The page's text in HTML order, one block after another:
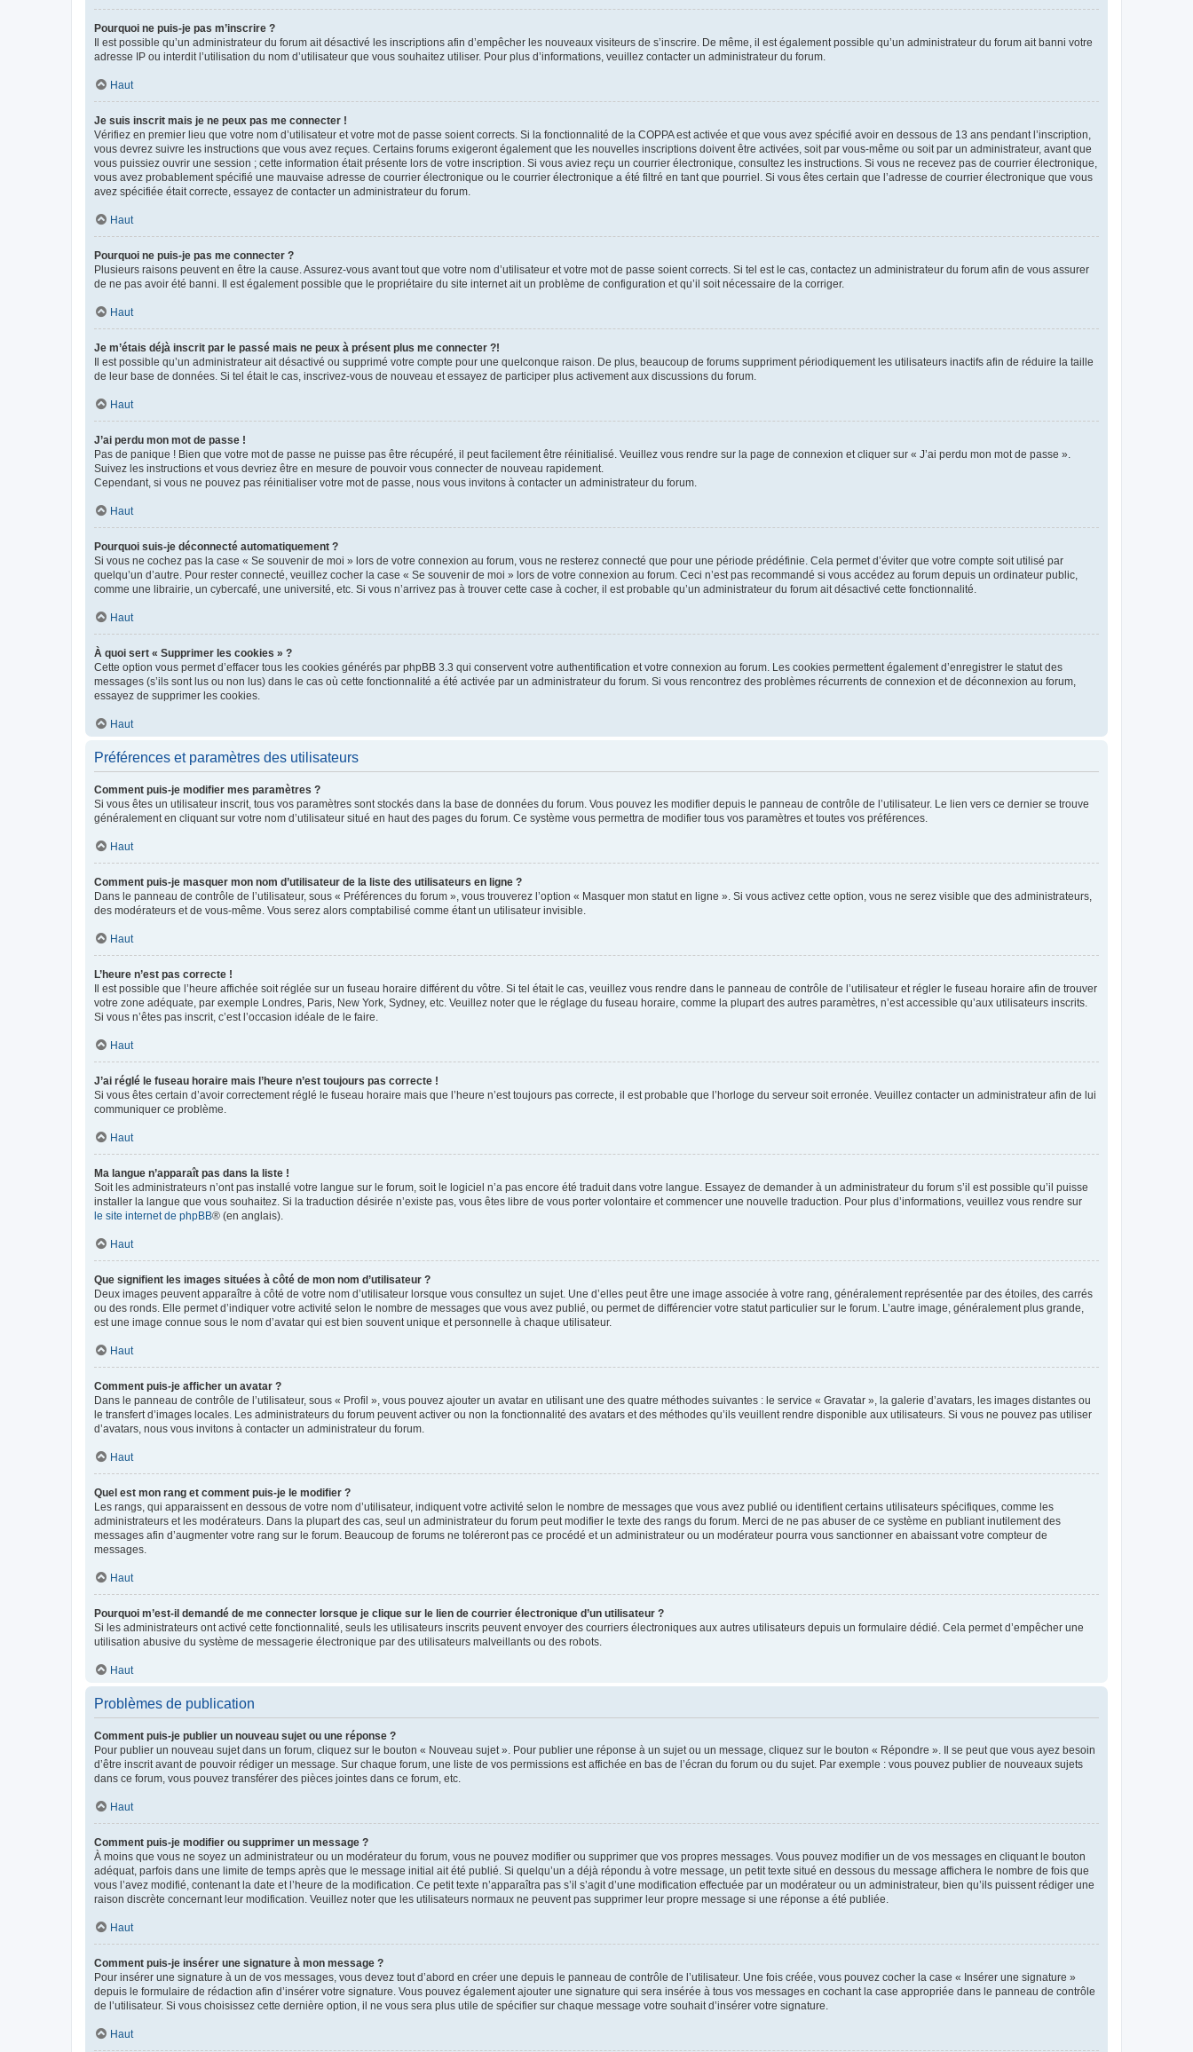
Pourquoi ne puis-je pas m’inscrire ?
Il est possible qu’un administrateur du forum ait désactivé les inscriptions afin d’empêcher les nouveaux visiteurs de s’inscrire. De même, il est également possible qu’un administrateur du forum ait banni votre
adresse IP ou interdit l’utilisation du nom d’utilisateur que vous souhaitez utiliser. Pour plus d’informations, veuillez contacter un administrateur du forum.
Haut
Je suis inscrit mais je ne peux pas me connecter !
Vérifiez en premier lieu que votre nom d’utilisateur et votre mot de passe soient corrects. Si la fonctionnalité de la COPPA est activée et que vous avez spécifié avoir en dessous de 13 ans pendant l’inscription,
vous devrez suivre les instructions que vous avez reçues. Certains forums exigeront également que les nouvelles inscriptions doivent être activées, soit par vous-même ou soit par un administrateur, avant que
vous puissiez ouvrir une session ; cette information était présente lors de votre inscription. Si vous aviez reçu un courrier électronique, consultez les instructions. Si vous ne recevez pas de courrier électronique,
vous avez probablement spécifié une mauvaise adresse de courrier électronique ou le courrier électronique a été filtré en tant que pourriel. Si vous êtes certain que l’adresse de courrier électronique que vous
avez spécifiée était correcte, essayez de contacter un administrateur du forum.
Haut
Pourquoi ne puis-je pas me connecter ?
Plusieurs raisons peuvent en être la cause. Assurez-vous avant tout que votre nom d’utilisateur et votre mot de passe soient corrects. Si tel est le cas, contactez un administrateur du forum afin de vous assurer
de ne pas avoir été banni. Il est également possible que le propriétaire du site internet ait un problème de configuration et qu’il soit nécessaire de la corriger.
Haut
Je m’étais déjà inscrit par le passé mais ne peux à présent plus me connecter ?!
Il est possible qu’un administrateur ait désactivé ou supprimé votre compte pour une quelconque raison. De plus, beaucoup de forums suppriment périodiquement les utilisateurs inactifs afin de réduire la taille
de leur base de données. Si tel était le cas, inscrivez-vous de nouveau et essayez de participer plus activement aux discussions du forum.
Haut
J’ai perdu mon mot de passe !
Pas de panique ! Bien que votre mot de passe ne puisse pas être récupéré, il peut facilement être réinitialisé. Veuillez vous rendre sur la page de connexion et cliquer sur « J’ai perdu mon mot de passe ».
Suivez les instructions et vous devriez être en mesure de pouvoir vous connecter de nouveau rapidement.
Cependant, si vous ne pouvez pas réinitialiser votre mot de passe, nous vous invitons à contacter un administrateur du forum.
Haut
Pourquoi suis-je déconnecté automatiquement ?
Si vous ne cochez pas la case « Se souvenir de moi » lors de votre connexion au forum, vous ne resterez connecté que pour une période prédéfinie. Cela permet d’éviter que votre compte soit utilisé par
quelqu’un d’autre. Pour rester connecté, veuillez cocher la case « Se souvenir de moi » lors de votre connexion au forum. Ceci n’est pas recommandé si vous accédez au forum depuis un ordinateur public,
comme une librairie, un cybercafé, une université, etc. Si vous n’arrivez pas à trouver cette case à cocher, il est probable qu’un administrateur du forum ait désactivé cette fonctionnalité.
Haut
À quoi sert « Supprimer les cookies » ?
Cette option vous permet d’effacer tous les cookies générés par phpBB 3.3 qui conservent votre authentification et votre connexion au forum. Les cookies permettent également d’enregistrer le statut des
messages (s’ils sont lus ou non lus) dans le cas où cette fonctionnalité a été activée par un administrateur du forum. Si vous rencontrez des problèmes récurrents de connexion et de déconnexion au forum,
essayez de supprimer les cookies.
Haut
Préférences et paramètres des utilisateurs
Comment puis-je modifier mes paramètres ?
Si vous êtes un utilisateur inscrit, tous vos paramètres sont stockés dans la base de données du forum. Vous pouvez les modifier depuis le panneau de contrôle de l’utilisateur. Le lien vers ce dernier se trouve
généralement en cliquant sur votre nom d’utilisateur situé en haut des pages du forum. Ce système vous permettra de modifier tous vos paramètres et toutes vos préférences.
Haut
Comment puis-je masquer mon nom d’utilisateur de la liste des utilisateurs en ligne ?
Dans le panneau de contrôle de l’utilisateur, sous « Préférences du forum », vous trouverez l’option « Masquer mon statut en ligne ». Si vous activez cette option, vous ne serez visible que des administrateurs,
des modérateurs et de vous-même. Vous serez alors comptabilisé comme étant un utilisateur invisible.
Haut
L’heure n’est pas correcte !
Il est possible que l’heure affichée soit réglée sur un fuseau horaire différent du vôtre. Si tel était le cas, veuillez vous rendre dans le panneau de contrôle de l’utilisateur et régler le fuseau horaire afin de trouver
votre zone adéquate, par exemple Londres, Paris, New York, Sydney, etc. Veuillez noter que le réglage du fuseau horaire, comme la plupart des autres paramètres, n’est accessible qu’aux utilisateurs inscrits.
Si vous n’êtes pas inscrit, c’est l’occasion idéale de le faire.
Haut
J’ai réglé le fuseau horaire mais l’heure n’est toujours pas correcte !
Si vous êtes certain d’avoir correctement réglé le fuseau horaire mais que l’heure n’est toujours pas correcte, il est probable que l’horloge du serveur soit erronée. Veuillez contacter un administrateur afin de lui
communiquer ce problème.
Haut
Ma langue n’apparaît pas dans la liste !
Soit les administrateurs n’ont pas installé votre langue sur le forum, soit le logiciel n’a pas encore été traduit dans votre langue. Essayez de demander à un administrateur du forum s’il est possible qu’il puisse
installer la langue que vous souhaitez. Si la traduction désirée n’existe pas, vous êtes libre de vous porter volontaire et commencer une nouvelle traduction. Pour plus d’informations, veuillez vous rendre sur
le site internet de phpBB® (en anglais).
Haut
Que signifient les images situées à côté de mon nom d’utilisateur ?
Deux images peuvent apparaître à côté de votre nom d’utilisateur lorsque vous consultez un sujet. Une d’elles peut être une image associée à votre rang, généralement représentée par des étoiles, des carrés
ou des ronds. Elle permet d’indiquer votre activité selon le nombre de messages que vous avez publié, ou permet de différencier votre statut particulier sur le forum. L’autre image, généralement plus grande,
est une image connue sous le nom d’avatar qui est bien souvent unique et personnelle à chaque utilisateur.
Haut
Comment puis-je afficher un avatar ?
Dans le panneau de contrôle de l’utilisateur, sous « Profil », vous pouvez ajouter un avatar en utilisant une des quatre méthodes suivantes : le service « Gravatar », la galerie d’avatars, les images distantes ou
le transfert d’images locales. Les administrateurs du forum peuvent activer ou non la fonctionnalité des avatars et des méthodes qu’ils veuillent rendre disponible aux utilisateurs. Si vous ne pouvez pas utiliser
d’avatars, nous vous invitons à contacter un administrateur du forum.
Haut
Quel est mon rang et comment puis-je le modifier ?
Les rangs, qui apparaissent en dessous de votre nom d’utilisateur, indiquent votre activité selon le nombre de messages que vous avez publié ou identifient certains utilisateurs spécifiques, comme les
administrateurs et les modérateurs. Dans la plupart des cas, seul un administrateur du forum peut modifier le texte des rangs du forum. Merci de ne pas abuser de ce système en publiant inutilement des
messages afin d’augmenter votre rang sur le forum. Beaucoup de forums ne toléreront pas ce procédé et un administrateur ou un modérateur pourra vous sanctionner en abaissant votre compteur de
messages.
Haut
Pourquoi m’est-il demandé de me connecter lorsque je clique sur le lien de courrier électronique d’un utilisateur ?
Si les administrateurs ont activé cette fonctionnalité, seuls les utilisateurs inscrits peuvent envoyer des courriers électroniques aux autres utilisateurs depuis un formulaire dédié. Cela permet d’empêcher une
utilisation abusive du système de messagerie électronique par des utilisateurs malveillants ou des robots.
Haut
Problèmes de publication
Comment puis-je publier un nouveau sujet ou une réponse ?
Pour publier un nouveau sujet dans un forum, cliquez sur le bouton « Nouveau sujet ». Pour publier une réponse à un sujet ou un message, cliquez sur le bouton « Répondre ». Il se peut que vous ayez besoin
d’être inscrit avant de pouvoir rédiger un message. Sur chaque forum, une liste de vos permissions est affichée en bas de l’écran du forum ou du sujet. Par exemple : vous pouvez publier de nouveaux sujets
dans ce forum, vous pouvez transférer des pièces jointes dans ce forum, etc.
Haut
Comment puis-je modifier ou supprimer un message ?
À moins que vous ne soyez un administrateur ou un modérateur du forum, vous ne pouvez modifier ou supprimer que vos propres messages. Vous pouvez modifier un de vos messages en cliquant le bouton
adéquat, parfois dans une limite de temps après que le message initial ait été publié. Si quelqu’un a déjà répondu à votre message, un petit texte situé en dessous du message affichera le nombre de fois que
vous l’avez modifié, contenant la date et l’heure de la modification. Ce petit texte n’apparaîtra pas s’il s’agit d’une modification effectuée par un modérateur ou un administrateur, bien qu’ils puissent rédiger une
raison discrète concernant leur modification. Veuillez noter que les utilisateurs normaux ne peuvent pas supprimer leur propre message si une réponse a été publiée.
Haut
Comment puis-je insérer une signature à mon message ?
Pour insérer une signature à un de vos messages, vous devez tout d’abord en créer une depuis le panneau de contrôle de l’utilisateur. Une fois créée, vous pouvez cocher la case « Insérer une signature »
depuis le formulaire de rédaction afin d’insérer votre signature. Vous pouvez également ajouter une signature qui sera insérée à tous vos messages en cochant la case appropriée dans le panneau de contrôle
de l’utilisateur. Si vous choisissez cette dernière option, il ne vous sera plus utile de spécifier sur chaque message votre souhait d’insérer votre signature.
Haut